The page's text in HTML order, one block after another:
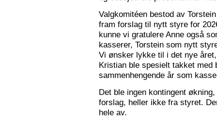
Valgkomitéen bestod av
fram forslag til nytt styre for
kunne vi gratulere Anne også
kasserer, Torstein som nytt
Vi ønsker lykke til i det nye
Kristian ble spesielt takket med
sammenhengende år som
Det ble ingen kontingent
forslag, heller ikke fra styret.
hele av.